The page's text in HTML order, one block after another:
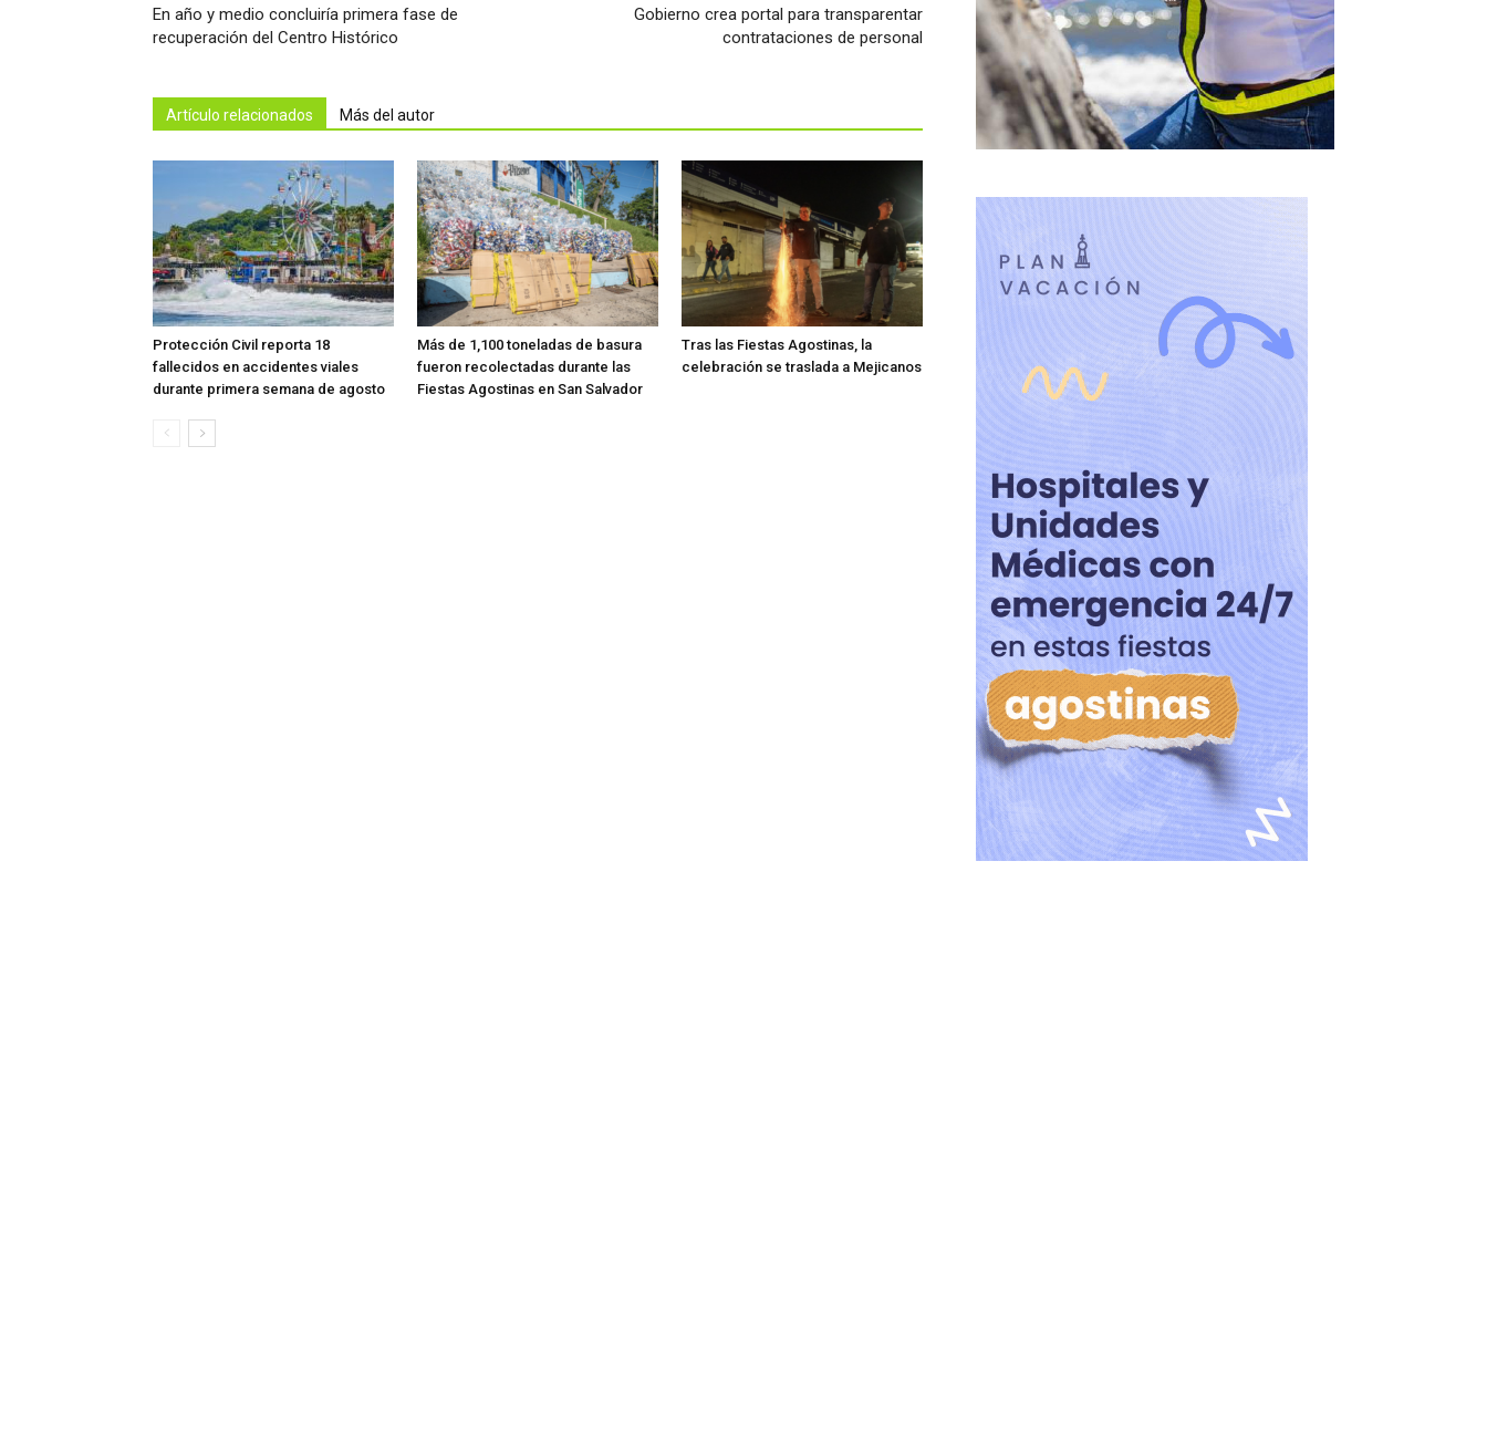
En año y medio concluiría primera fase de
recuperación del Centro Histórico
Gobierno crea portal para transparentar
contrataciones de personal
Artículo relacionados Más del autor
Protección Civil reporta 18
fallecidos en accidentes viales
durante primera semana de agosto
Más de 1,100 toneladas de basura
fueron recolectadas durante las
Fiestas Agostinas en San Salvador
Tras las Fiestas Agostinas, la
celebración se traslada a Mejicanos